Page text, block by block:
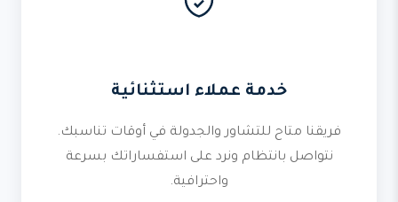
خدمة عملاء استثنائية
فريقنا متاح للتشاور والجدولة في أوقات تناسبك.
نتواصل بانتظام ونرد على استفساراتك بسرعة
واحترافية.